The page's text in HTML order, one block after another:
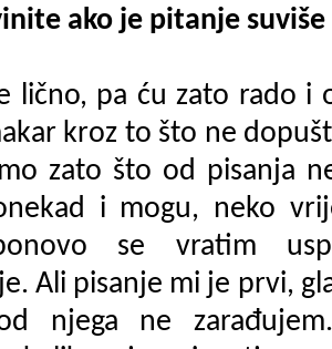
ako je pitanje
lično, pa ću zato rado i
kroz to što ne
zato što od pisanja
i mogu, neko
se vratim
Ali pisanje mi je prvi,
njega ne